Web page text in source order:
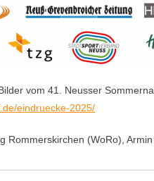
vom 41. Neusser
eindruecke-2025/
Rommerskirchen (WoRo),